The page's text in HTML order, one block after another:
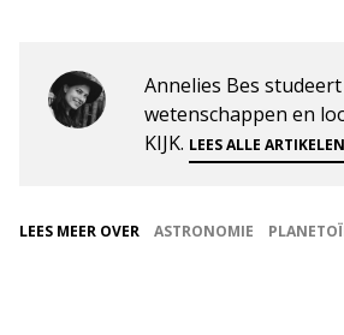
Annelies Bes
wetenschappen en
KIJK. LEES ALLE
LEES MEER OVER ASTRONOMIE